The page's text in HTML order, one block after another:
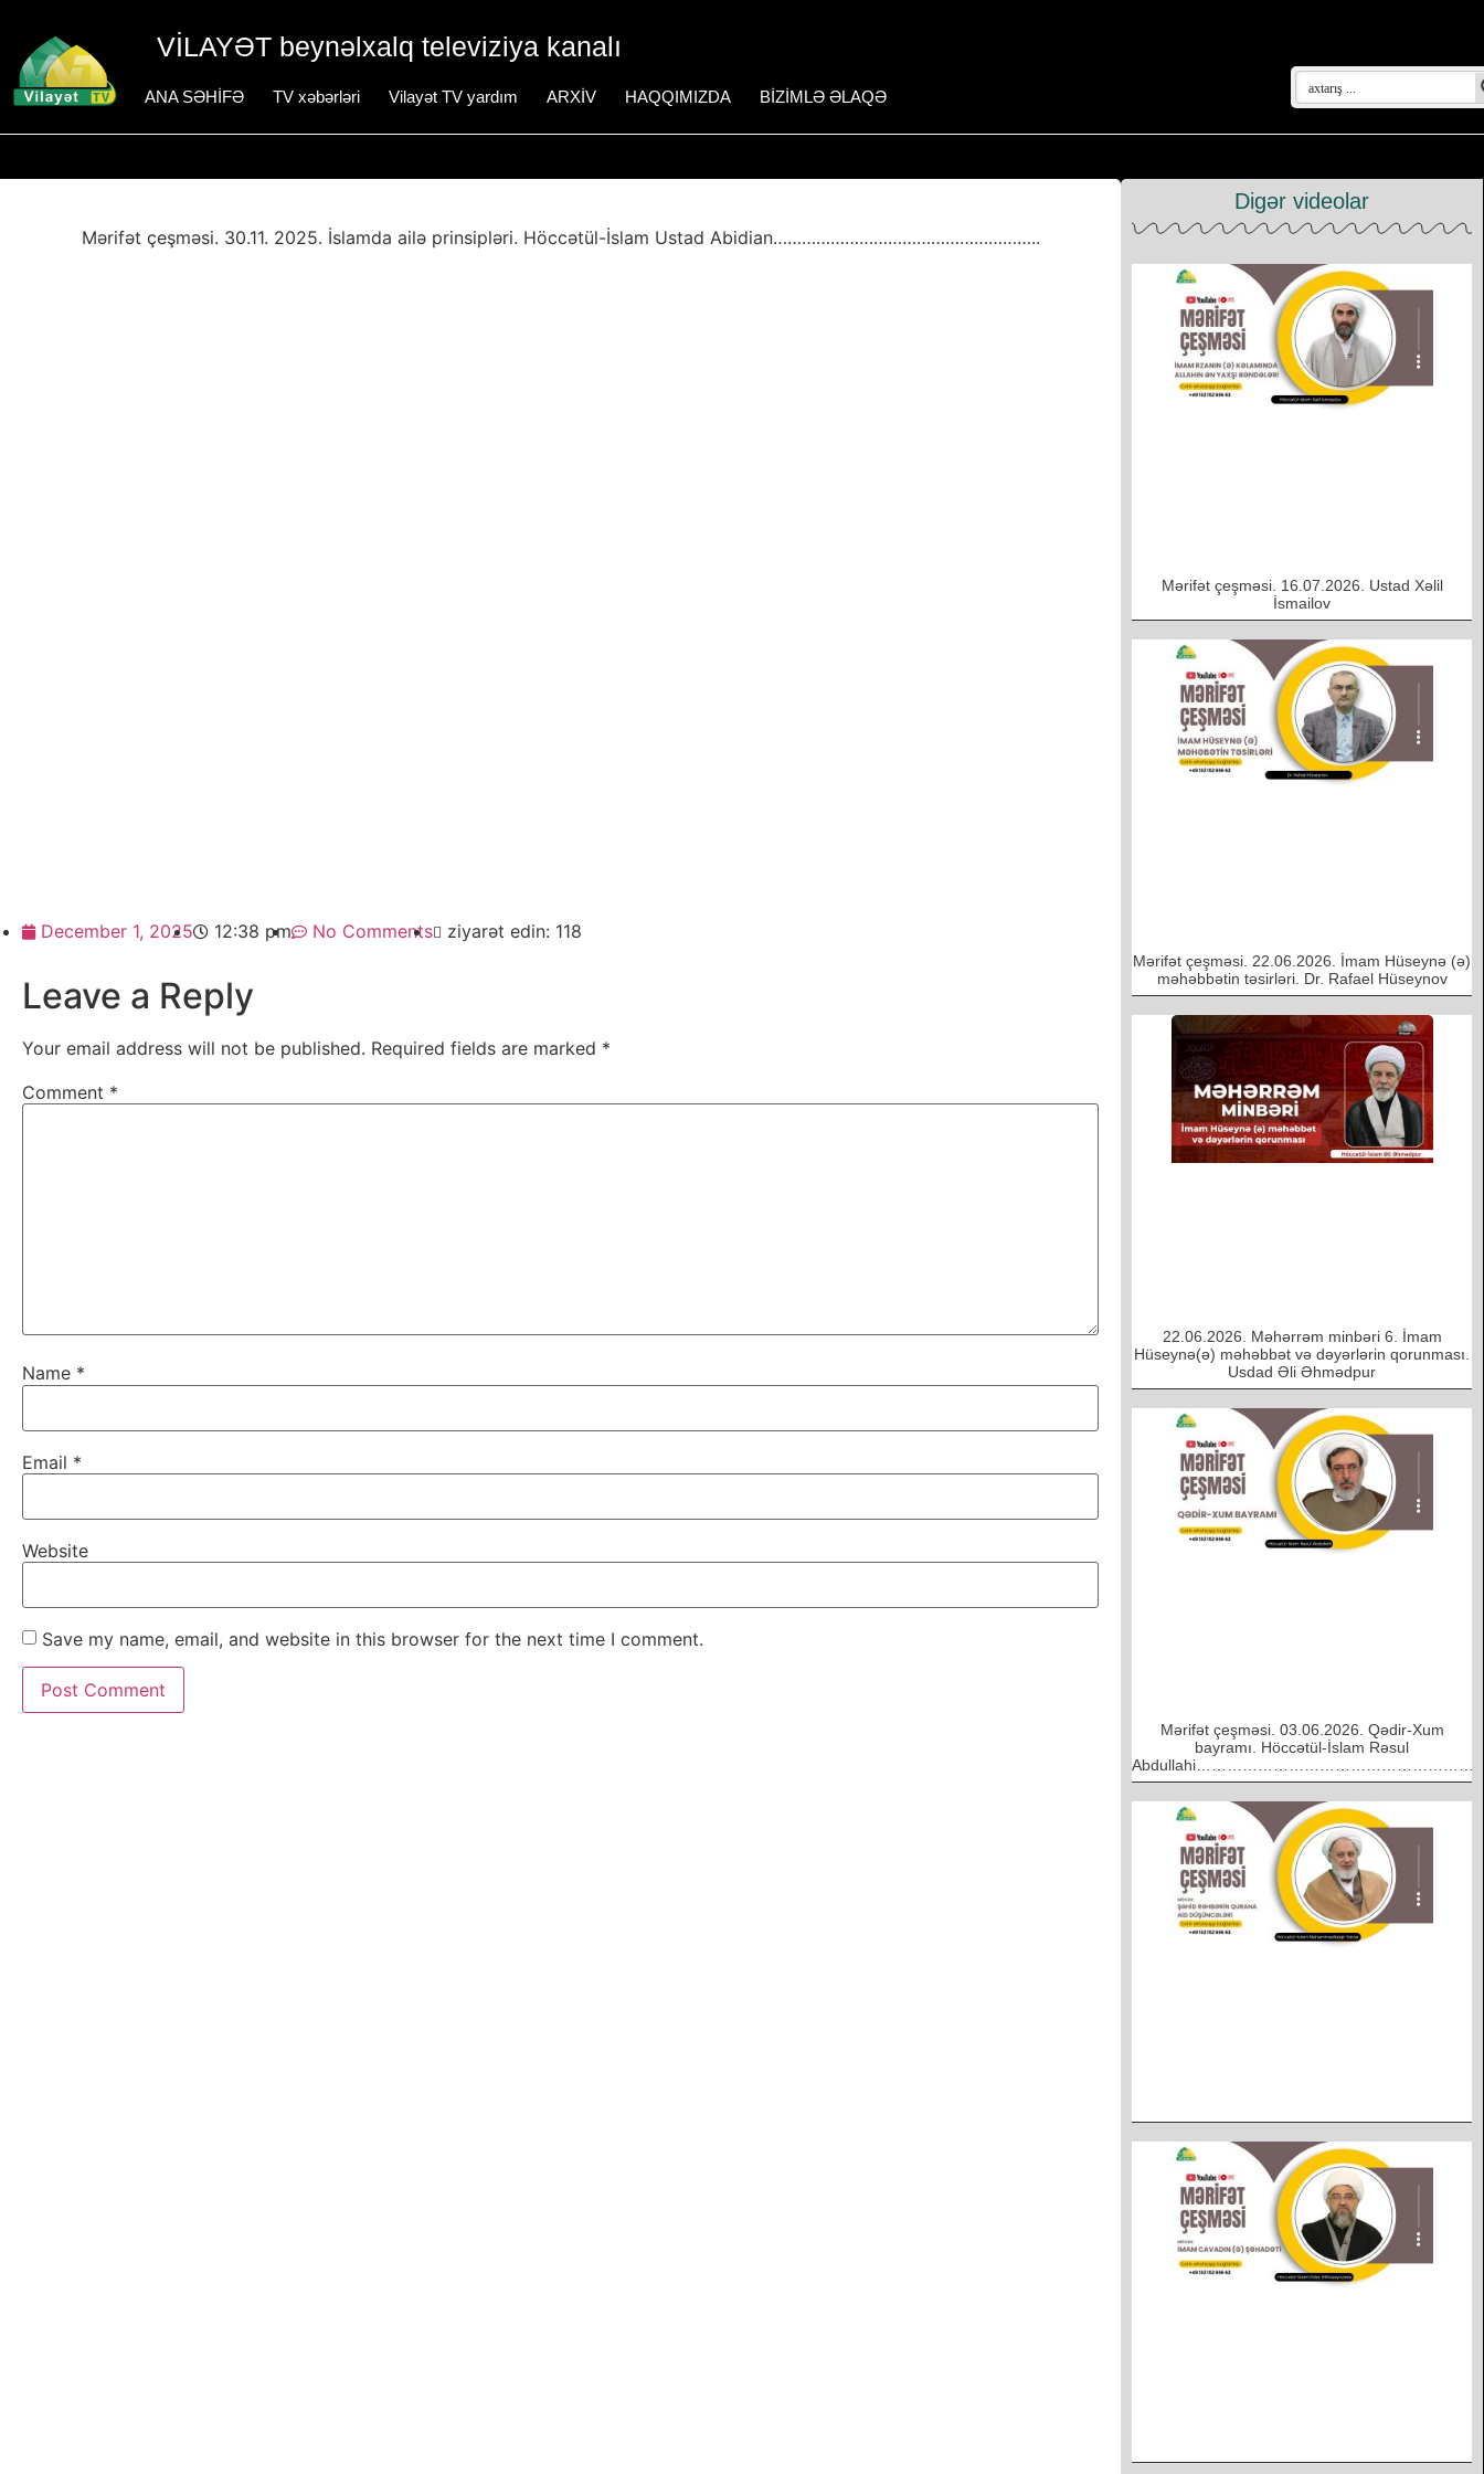
VİLAYƏT beynəlxalq televiziya kanalı
ANA SƏHİFƏ TV xəbərləri Vilayət TV yardım ARXİV HAQQIMIZDA BİZİMLƏ ƏLAQƏ
Mərifət çeşməsi. 30.11. 2025. İslamda ailə prinsipləri. Höccətül-İslam Ustad Abidian………………………………………………..
December 1, 2025 12:38 pm No Comments ziyarət edin: 118
Leave a Reply
Your email address will not be published. Required fields are marked *
Comment *
Name *
Email *
Website
Save my name, email, and website in this browser for the next time I comment.
Digər videolar
Mərifət çeşməsi. 16.07.2026. Ustad Xəlil
İsmailov
Mərifət çeşməsi. 22.06.2026. İmam Hüseynə (ə)
məhəbbətin təsirləri. Dr. Rafael Hüseynov
22.06.2026. Məhərrəm minbəri 6. İmam
Hüseynə(ə) məhəbbət və dəyərlərin qorunması.
Usdad Əli Əhmədpur
Mərifət çeşməsi. 03.06.2026. Qədir-Xum
bayramı. Höccətül-İslam Rəsul